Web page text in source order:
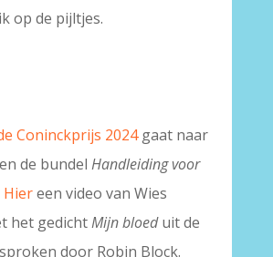
op de pijltjes.
Coninckprijs 2024gaat naar
de bundel Handleiding voor
Hiereen video van Wies
het gedichtMijn bloeduit de
door Robin Block.